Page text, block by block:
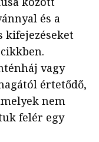
és a
kifejezéseket
vagy
értetődő,
nem
felér egy